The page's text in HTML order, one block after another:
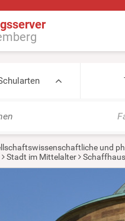
und
Stadt im Mittelalter